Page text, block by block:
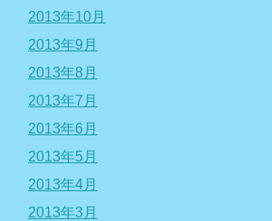
2013年10月
2013年9月
2013年8月
2013年7月
2013年6月
2013年5月
2013年4月
2013年3月